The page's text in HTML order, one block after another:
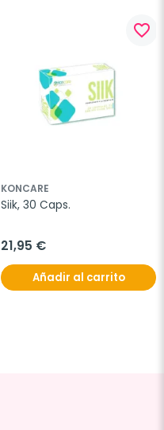
favorite_border
KONCARE
Siik, 30 Caps.
21,95 €
Añadir al carrito